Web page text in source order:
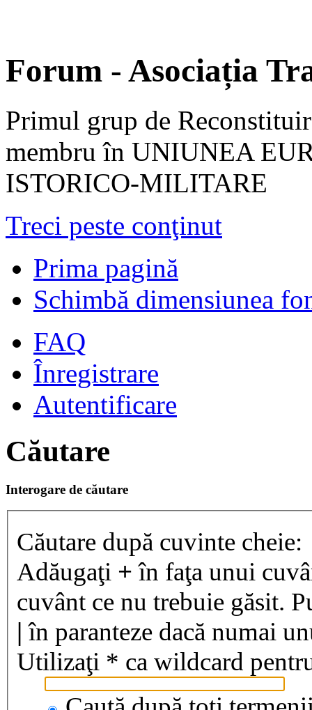
Forum - Asociația
Primul grup de
membru în UNIUNEA
ISTORICO-MILITARE
Treci peste conţinut
Prima pagină
Schimbă dimensiunea
FAQ
Înregistrare
Autentificare
Căutare
Interogare de căutare
Căutare după cuvinte cheie:
Adăugaţi + în faţa unui
cuvânt ce nu trebuie găsit.
| în paranteze dacă numai
Utilizaţi * ca wildcard